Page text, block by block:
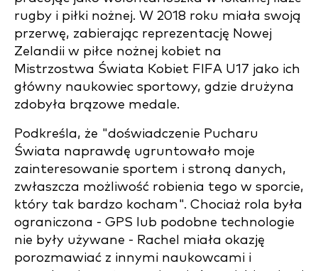
rugby i piłki nożnej. W 2018 roku miała swoją
przerwę, zabierając reprezentację Nowej
Zelandii w piłce nożnej kobiet na
Mistrzostwa Świata Kobiet FIFA U17 jako ich
główny naukowiec sportowy, gdzie drużyna
zdobyła brązowe medale.
Podkreśla, że "doświadczenie Pucharu
Świata naprawdę ugruntowało moje
zainteresowanie sportem i stroną danych,
zwłaszcza możliwość robienia tego w sporcie,
który tak bardzo kocham". Chociaż rola była
ograniczona - GPS lub podobne technologie
nie były używane - Rachel miała okazję
porozmawiać z innymi naukowcami i